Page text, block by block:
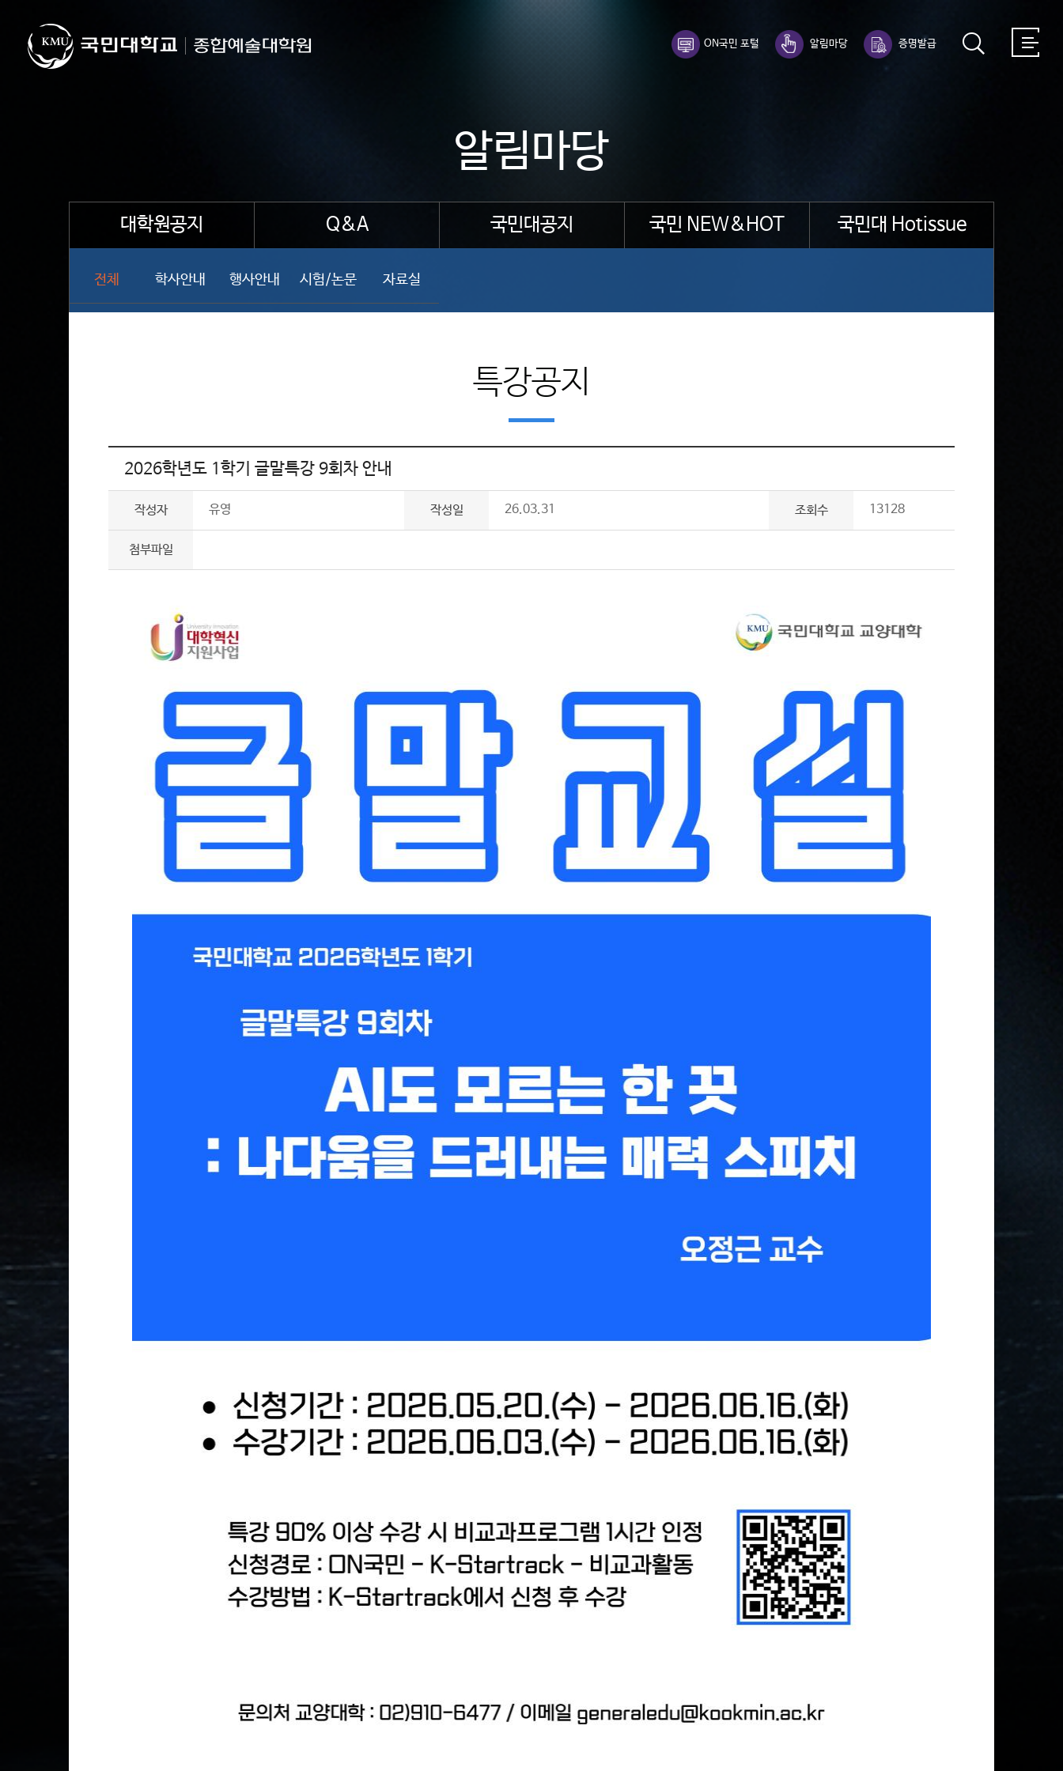
ON국민 포털 알림마당 증명발급
알림마당
대학원공지
전체 학사안내 행사안내 시험/논문 자료실
Q&A 국민대공지 국민 NEW&HOT 국민대 Hotissue
특강공지
2026학년도 1학기 글말특강 9회차 안내
작성자 유영 작성일 26.03.31 조회수 13128
첨부파일